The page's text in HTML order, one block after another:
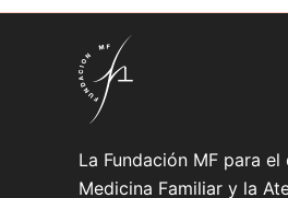
La Fundación MF para
Medicina Familiar y la